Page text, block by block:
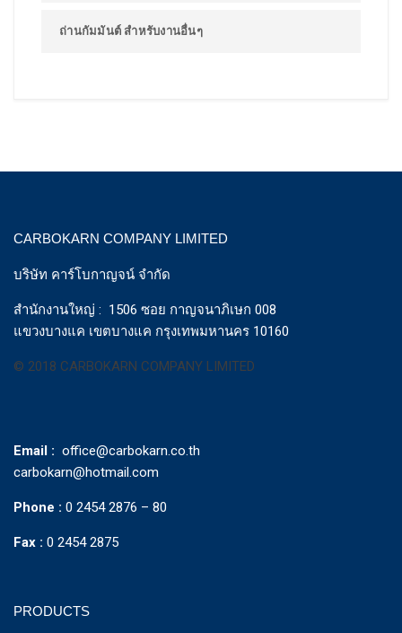
ถ่านกัมมันต์ สำหรับงานอื่นๆ
CARBOKARN COMPANY LIMITED
บริษัท คาร์โบกาญจน์ จำกัด
สำนักงานใหญ่ : 1506 ซอย กาญจนาภิเษก 008
แขวงบางแค เขตบางแค กรุงเทพมหานคร 10160
© 2018 CARBOKARN COMPANY LIMITED
Email : office@carbokarn.co.th
carbokarn@hotmail.com
Phone : 0 2454 2876 – 80
Fax : 0 2454 2875
PRODUCTS